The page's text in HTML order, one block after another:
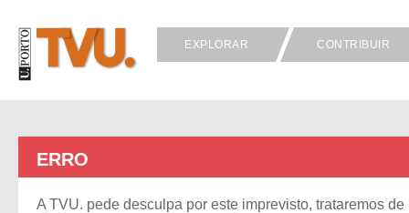
EXPLORAR CONTRIBUIR
ERRO
A TVU. pede desculpa por este imprevisto, trataremos